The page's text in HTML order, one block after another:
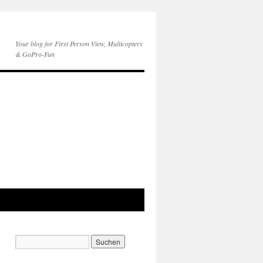
Your blog for First Person View, Multicopters
& GoPro-Fun